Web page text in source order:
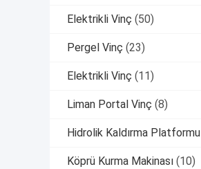
Elektrikli Vinç (50)
Pergel Vinç (23)
Elektrikli Vinç (11)
Liman Portal Vinç (8)
Hidrolik Kaldırma Platformu
Köprü Kurma Makinası (10)